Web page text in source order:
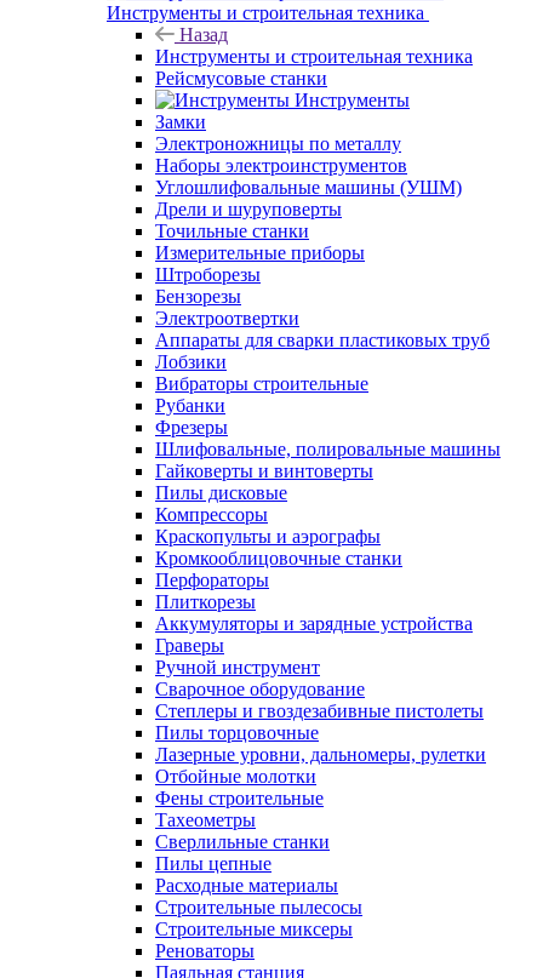
Инструменты и строительная техника
Назад
Инструменты и строительная техника
Рейсмусовые станки
Инструменты
Замки
Электроножницы по металлу
Наборы электроинструментов
Углошлифовальные машины (УШМ)
Дрели и шуруповерты
Точильные станки
Измерительные приборы
Штроборезы
Бензорезы
Электроотвертки
Аппараты для сварки пластиковых труб
Лобзики
Вибраторы строительные
Рубанки
Фрезеры
Шлифовальные, полировальные машины
Гайковерты и винтоверты
Пилы дисковые
Компрессоры
Краскопульты и аэрографы
Кромкооблицовочные станки
Перфораторы
Плиткорезы
Аккумуляторы и зарядные устройства
Граверы
Ручной инструмент
Сварочное оборудование
Степлеры и гвоздезабивные пистолеты
Пилы торцовочные
Лазерные уровни, дальномеры, рулетки
Отбойные молотки
Фены строительные
Тахеометры
Сверлильные станки
Пилы цепные
Расходные материалы
Строительные пылесосы
Строительные миксеры
Реноваторы
Паяльная станция